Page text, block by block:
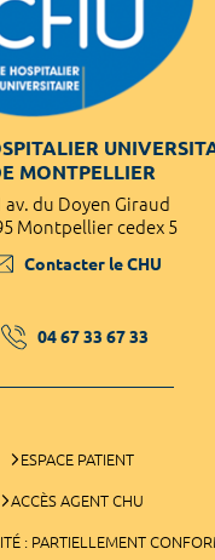
MONTPELLIER
av. du Doyen Giraud
Montpellier cedex 5
Contacter le CHU
04 67 33 67 33
ESPACE PATIENT
ACCÈS AGENT CHU
: PARTIELLEMENT